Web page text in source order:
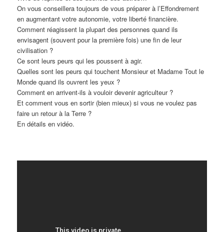
On vous conseillera toujours de vous préparer à l’Effondrement
en augmentant votre autonomie, votre liberté financière.
Comment réagissent la plupart des personnes quand ils
envisagent (souvent pour la première fois) une fin de leur
civilisation ?
Ce sont leurs peurs qui les poussent à agir.
Quelles sont les peurs qui touchent Monsieur et Madame Tout le
Monde quand ils ouvrent les yeux ?
Comment en arrivent-ils à vouloir devenir agriculteur ?
Et comment vous en sortir (bien mieux) si vous ne voulez pas
faire un retour à la Terre ?
En détails en vidéo.